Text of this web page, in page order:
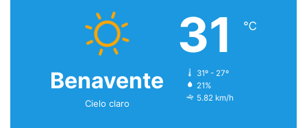
Benavente
Cielo claro
31 ℃
31º - 27º
21%
5.82 km/h